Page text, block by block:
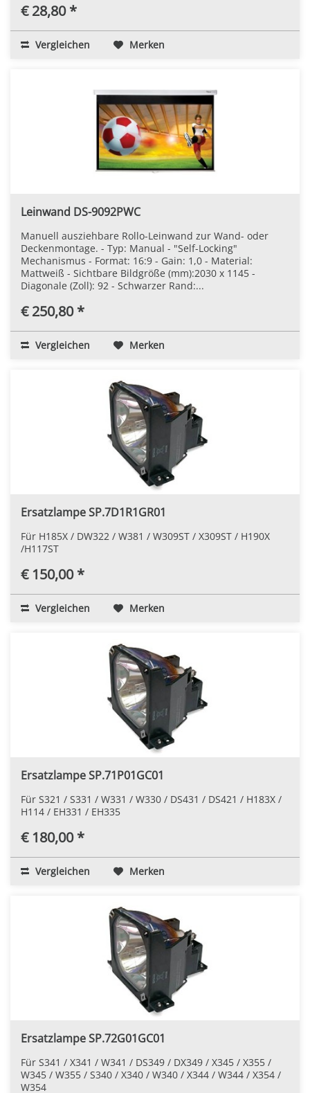
€ 28,80 *
Vergleichen Merken
Leinwand DS-9092PWC
Manuell ausziehbare Rollo-Leinwand zur Wand- oder
Deckenmontage. - Typ: Manual - "Self-Locking"
Mechanismus - Format: 16:9 - Gain: 1,0 - Material:
Mattweiß - Sichtbare Bildgröße (mm):2030 x 1145 -
Diagonale (Zoll): 92 - Schwarzer Rand:...
€ 250,80 *
Vergleichen Merken
Ersatzlampe SP.7D1R1GR01
Für H185X / DW322 / W381 / W309ST / X309ST / H190X
/H117ST
€ 150,00 *
Vergleichen Merken
Ersatzlampe SP.71P01GC01
Für S321 / S331 / W331 / W330 / DS431 / DS421 / H183X /
H114 / EH331 / EH335
€ 180,00 *
Vergleichen Merken
Ersatzlampe SP.72G01GC01
Für S341 / X341 / W341 / DS349 / DX349 / X345 / X355 /
W345 / W355 / S340 / X340 / W340 / X344 / W344 / X354 /
W354